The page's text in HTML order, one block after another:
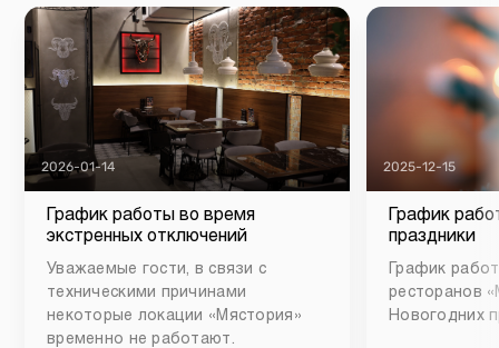
2026-01-14
График работы во время
экстренных отключений
Уважаемые гости, в связи с
техническими причинами
некоторые локации «Мястория»
временно не работают.
2025-12-15
График
праздники
График
ресторанов
Новогодних